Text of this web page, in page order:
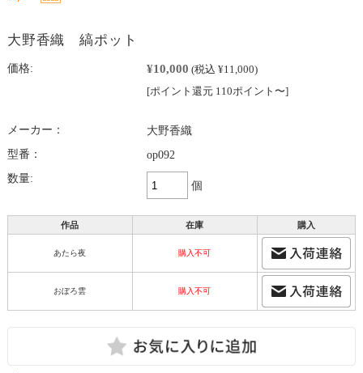
大野香織 縞ポット
価格: ¥10,000 (税込 ¥11,000)
[ポイント還元 110ポイント〜]
メーカー：
大野香織
型番：
op092
数量:
個
作品 在庫 購入
あたら夜 購入不可
おぼろ雲 購入不可